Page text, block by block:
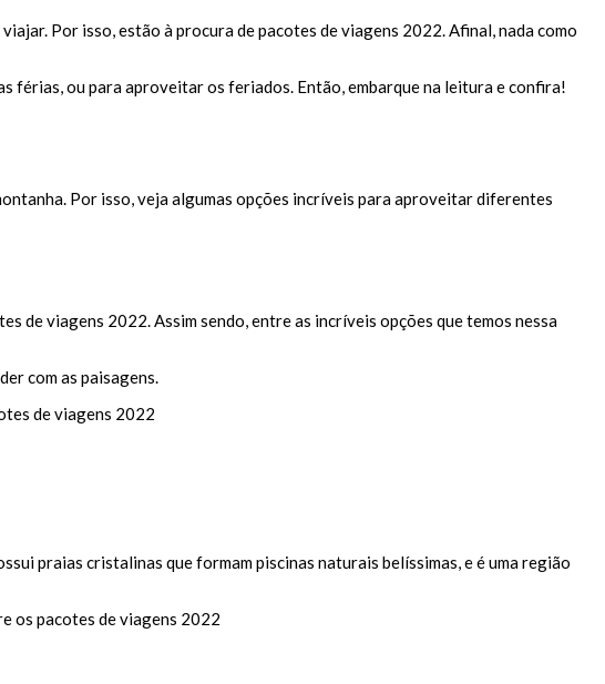
Por isso, estão à procura de pacotes de viagens 2022. Afinal, nada como
férias, ou para aproveitar os feriados. Então, embarque na leitura e confira!
Por isso, veja algumas opções incríveis para aproveitar diferentes
de viagens 2022. Assim sendo, entre as incríveis opções que temos nessa
com as paisagens.
praias cristalinas que formam piscinas naturais belíssimas, e é uma região